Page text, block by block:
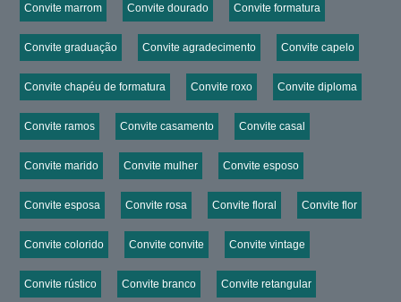
Convite marrom Convite dourado Convite formatura
Convite graduação Convite agradecimento Convite capelo
Convite chapéu de formatura Convite roxo Convite diploma
Convite ramos Convite casamento Convite casal
Convite marido Convite mulher Convite esposo
Convite esposa Convite rosa Convite floral Convite flor
Convite colorido Convite convite Convite vintage
Convite rústico Convite branco Convite retangular